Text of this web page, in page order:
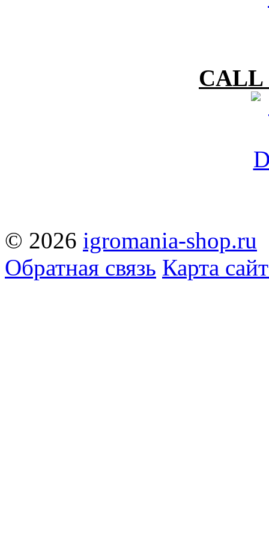
CALL
© 2026 igromania-shop.ru
Обратная связь Карта